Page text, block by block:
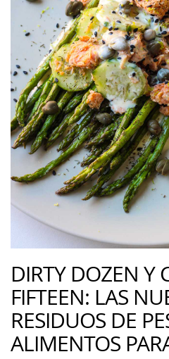
DIRTY DOZEN Y
FIFTEEN: LAS
RESIDUOS DE
ALIMENTOS